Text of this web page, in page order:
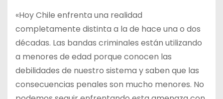
«Hoy Chile enfrenta una realidad
completamente distinta a la de hace una o dos
décadas. Las bandas criminales están utilizando
a menores de edad porque conocen las
debilidades de nuestro sistema y saben que las
consecuencias penales son mucho menores. No